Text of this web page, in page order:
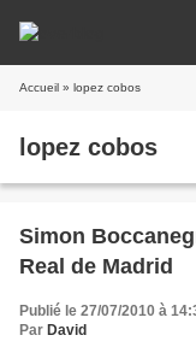
Accueil » lopez cobos
lopez cobos
Simon
Real de Madrid
Publié le 27/07/2010 à
Par David